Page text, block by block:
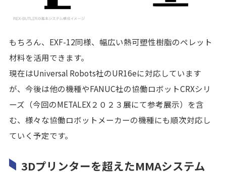
もちろん、EXF-12同様、幅広い熱可塑性樹脂のペレット
材料を活用できます。
現在はUniversal Robots社のUR16eに対応しています
が、今後は他の機種やFANUC社の協働ロボットCRXシリ
ーズ（今回のMETALEX２０２３展にて参考展示）を含
む、様々な協働ロボットメーカーの機種にも順次対応し
ていく予定です。
3Dプリンターを超えたMMAシステム